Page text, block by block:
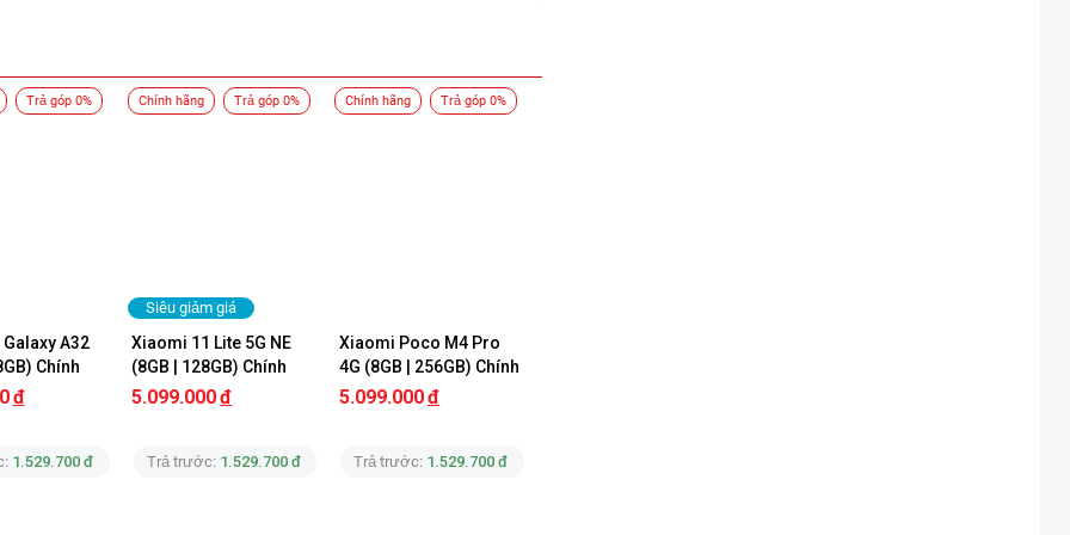
Trả góp 0%
A32
Chính
đ
1.529.700 đ
Chính hãng Trả góp 0%
Siêu giảm giá
Xiaomi 11 Lite 5G NE
(8GB | 128GB) Chính
Hãng 99% Fullbox
5.099.000đ
Trả trước: 1.529.700 đ
Chính hãng Trả góp 0%
Xiaomi Poco M4 Pro
4G (8GB | 256GB) Chính
Hãng
5.099.000đ
Trả trước: 1.529.700 đ